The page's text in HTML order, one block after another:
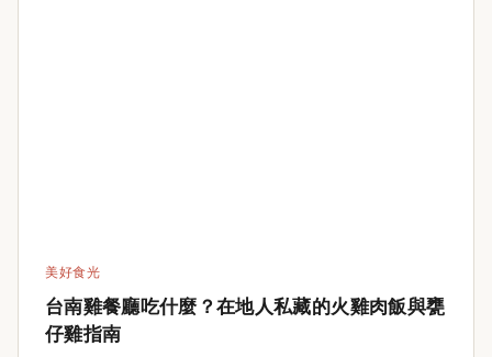
美好食光
台南雞餐廳吃什麼？在地人私藏的火雞肉飯與甕
仔雞指南